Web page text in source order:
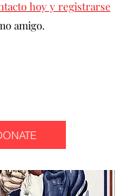
hoy y registrarse
amigo.